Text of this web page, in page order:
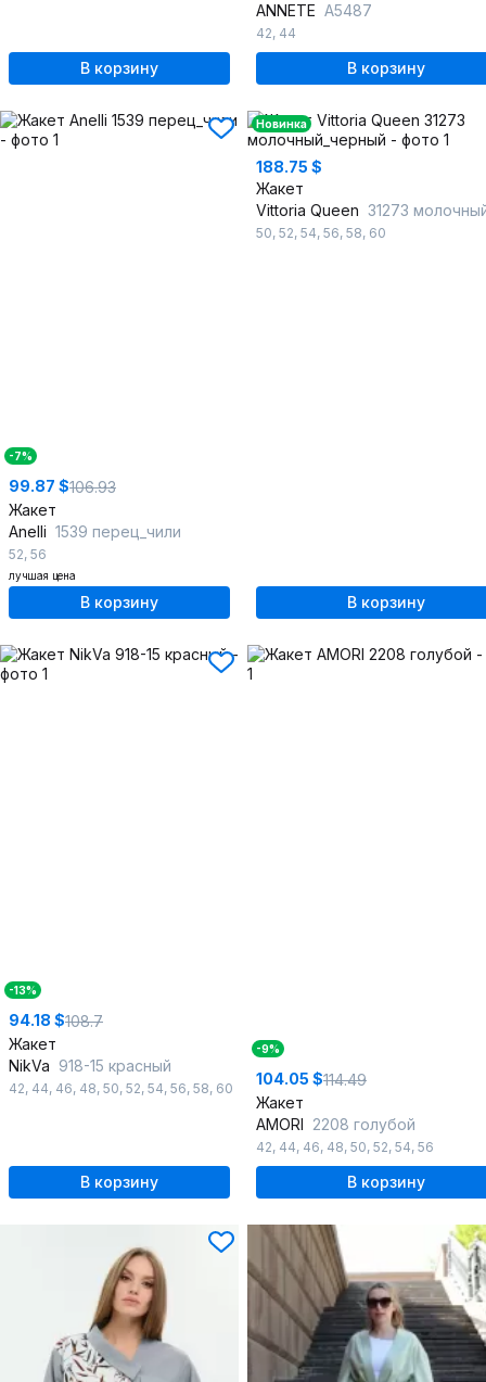
В корзину
ANNETE A5487
42, 44
В корзину
-7%
99.87 $106.93
Жакет
Anelli 1539 перец_чили
52, 56
лучшая цена
В корзину
Новинка
188.75 $
Жакет
Vittoria Queen 31273
50, 52, 54, 56, 58, 60
В корзину
-13%
94.18 $108.7
Жакет
NikVa 918-15 красный
42, 44, 46, 48, 50, 52, 54, 56, 58, 60
В корзину
-9%
104.05 $114.49
Жакет
AMORI 2208 голубой
42, 44, 46, 48, 50, 52, 54, 56
В корзину